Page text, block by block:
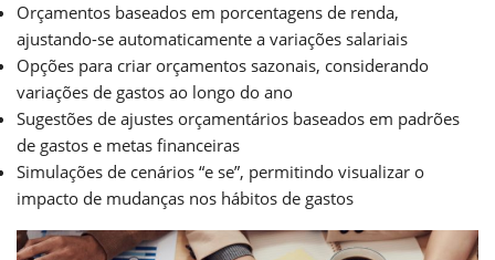
Orçamentos baseados em porcentagens de renda,
ajustando-se automaticamente a variações salariais
Opções para criar orçamentos sazonais, considerando
variações de gastos ao longo do ano
Sugestões de ajustes orçamentários baseados em padrões
de gastos e metas financeiras
Simulações de cenários “e se”, permitindo visualizar o
impacto de mudanças nos hábitos de gastos